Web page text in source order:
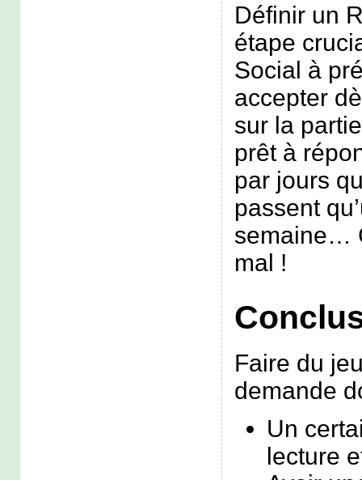
Définir un
étape
Social à
accepter
sur la
prêt à
par jours
passent
semaine…
mal !
Faire du
demande
Un
lecture